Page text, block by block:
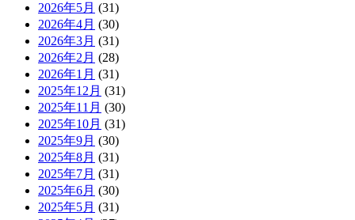
2026年5月 (31)
2026年4月 (30)
2026年3月 (31)
2026年2月 (28)
2026年1月 (31)
2025年12月 (31)
2025年11月 (30)
2025年10月 (31)
2025年9月 (30)
2025年8月 (31)
2025年7月 (31)
2025年6月 (30)
2025年5月 (31)